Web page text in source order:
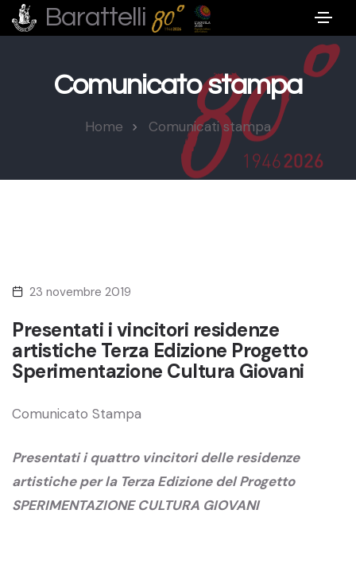
Barattelli
Comunicato stampa
Home Comunicati stampa
23 novembre 2019
Presentati i vincitori residenze
artistiche Terza Edizione Progetto
Sperimentazione Cultura Giovani
Comunicato Stampa
Presentati i quattro vincitori delle residenze
artistiche per la Terza Edizione del Progetto
SPERIMENTAZIONE CULTURA GIOVANI